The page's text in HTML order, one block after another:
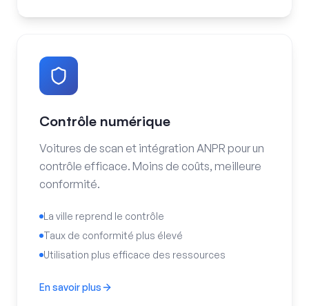
Contrôle numérique
Voitures de scan et intégration ANPR pour un
contrôle efficace. Moins de coûts, meilleure
conformité.
La ville reprend le contrôle
Taux de conformité plus élevé
Utilisation plus efficace des ressources
En savoir plus
Contrôle numérique